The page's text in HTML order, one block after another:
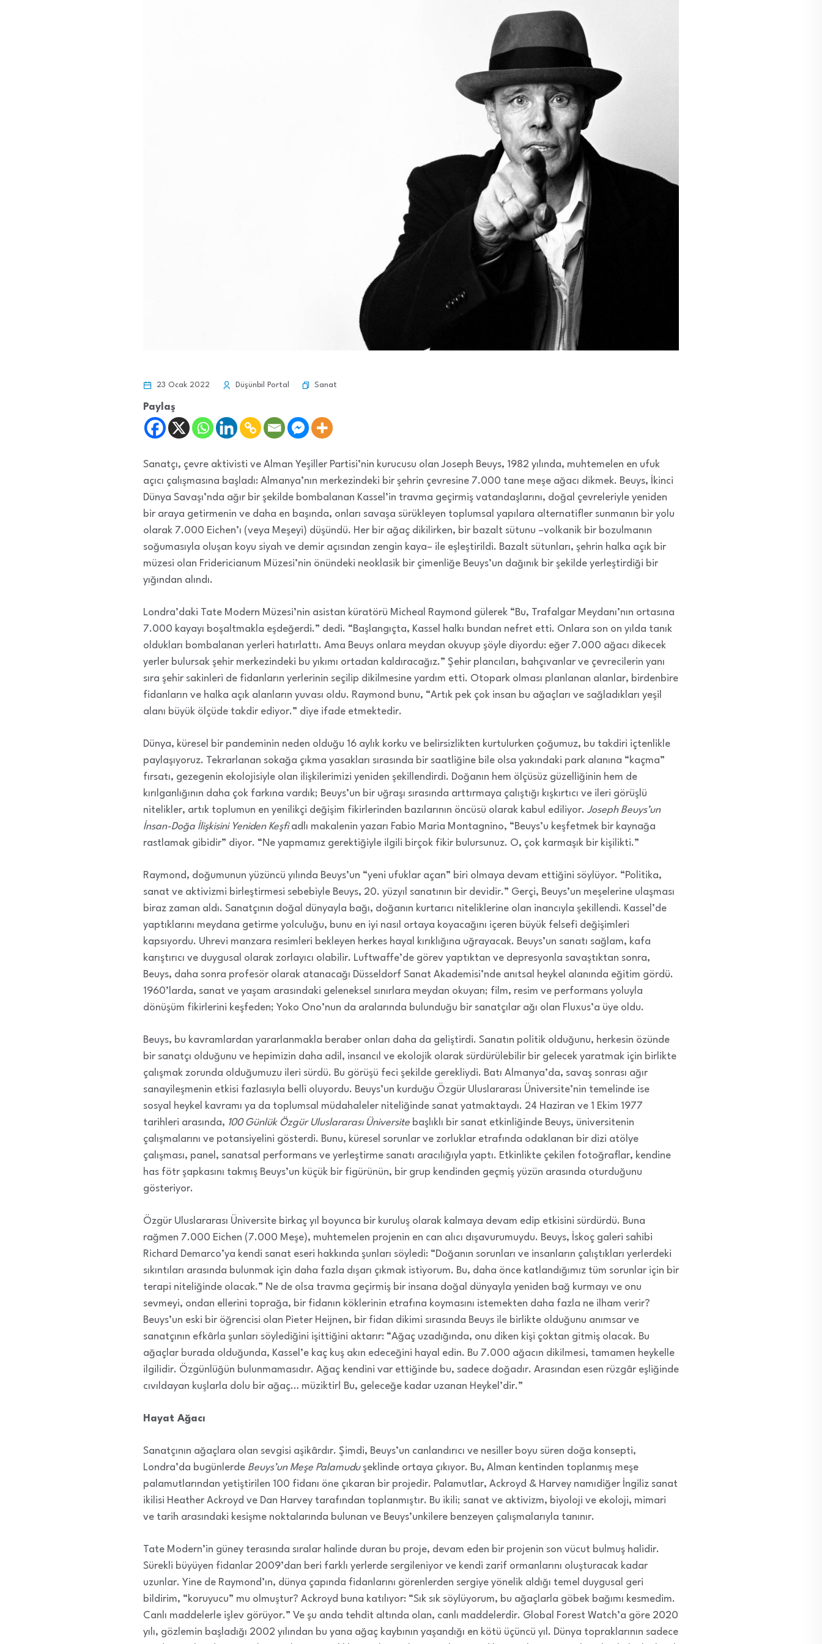
23 Ocak 2022 Düşünbil Portal Sanat
Paylaş
Sanatçı, çevre aktivisti ve Alman Yeşiller Partisi’nin kurucusu olan Joseph Beuys, 1982 yılında, muhtemelen en ufuk
açıcı çalışmasına başladı: Almanya’nın merkezindeki bir şehrin çevresine 7.000 tane meşe ağacı dikmek. Beuys, İkinci
Dünya Savaşı’nda ağır bir şekilde bombalanan Kassel’in travma geçirmiş vatandaşlarını, doğal çevreleriyle yeniden
bir araya getirmenin ve daha en başında, onları savaşa sürükleyen toplumsal yapılara alternatifler sunmanın bir yolu
olarak 7.000 Eichen’ı (veya Meşeyi) düşündü. Her bir ağaç dikilirken, bir bazalt sütunu –volkanik bir bozulmanın
soğumasıyla oluşan koyu siyah ve demir açısından zengin kaya– ile eşleştirildi. Bazalt sütunları, şehrin halka açık bir
müzesi olan Fridericianum Müzesi’nin önündeki neoklasik bir çimenliğe Beuys’un dağınık bir şekilde yerleştirdiği bir
yığından alındı.
Londra’daki Tate Modern Müzesi’nin asistan küratörü Micheal Raymond gülerek “Bu, Trafalgar Meydanı’nın ortasına
7.000 kayayı boşaltmakla eşdeğerdi.” dedi. “Başlangıçta, Kassel halkı bundan nefret etti. Onlara son on yılda tanık
oldukları bombalanan yerleri hatırlattı. Ama Beuys onlara meydan okuyup şöyle diyordu: eğer 7.000 ağacı dikecek
yerler bulursak şehir merkezindeki bu yıkımı ortadan kaldıracağız.” Şehir plancıları, bahçıvanlar ve çevrecilerin yanı
sıra şehir sakinleri de fidanların yerlerinin seçilip dikilmesine yardım etti. Otopark olması planlanan alanlar, birdenbire
fidanların ve halka açık alanların yuvası oldu. Raymond bunu, “Artık pek çok insan bu ağaçları ve sağladıkları yeşil
alanı büyük ölçüde takdir ediyor.” diye ifade etmektedir.
Dünya, küresel bir pandeminin neden olduğu 16 aylık korku ve belirsizlikten kurtulurken çoğumuz, bu takdiri içtenlikle
paylaşıyoruz. Tekrarlanan sokağa çıkma yasakları sırasında bir saatliğine bile olsa yakındaki park alanına “kaçma”
fırsatı, gezegenin ekolojisiyle olan ilişkilerimizi yeniden şekillendirdi. Doğanın hem ölçüsüz güzelliğinin hem de
kırılganlığının daha çok farkına vardık; Beuys’un bir uğraşı sırasında arttırmaya çalıştığı kışkırtıcı ve ileri görüşlü
nitelikler, artık toplumun en yenilikçi değişim fikirlerinden bazılarının öncüsü olarak kabul ediliyor. Joseph Beuys’un
İnsan-Doğa İlişkisini Yeniden Keşfiadlı makalenin yazarı Fabio Maria Montagnino, “Beuys’u keşfetmek bir kaynağa
rastlamak gibidir” diyor. “Ne yapmamız gerektiğiyle ilgili birçok fikir bulursunuz. O, çok karmaşık bir kişilikti.”
Raymond, doğumunun yüzüncü yılında Beuys’un “yeni ufuklar açan” biri olmaya devam ettiğini söylüyor. “Politika,
sanat ve aktivizmi birleştirmesi sebebiyle Beuys, 20. yüzyıl sanatının bir devidir.” Gerçi, Beuys’un meşelerine ulaşması
biraz zaman aldı. Sanatçının doğal dünyayla bağı, doğanın kurtarıcı niteliklerine olan inancıyla şekillendi. Kassel’de
yaptıklarını meydana getirme yolculuğu, bunu en iyi nasıl ortaya koyacağını içeren büyük felsefi değişimleri
kapsıyordu. Uhrevi manzara resimleri bekleyen herkes hayal kırıklığına uğrayacak. Beuys’un sanatı sağlam, kafa
karıştırıcı ve duygusal olarak zorlayıcı olabilir. Luftwaffe’de görev yaptıktan ve depresyonla savaştıktan sonra,
Beuys, daha sonra profesör olarak atanacağı Düsseldorf Sanat Akademisi’nde anıtsal heykel alanında eğitim gördü.
1960’larda, sanat ve yaşam arasındaki geleneksel sınırlara meydan okuyan; film, resim ve performans yoluyla
dönüşüm fikirlerini keşfeden; Yoko Ono’nun da aralarında bulunduğu bir sanatçılar ağı olan Fluxus’a üye oldu.
Beuys, bu kavramlardan yararlanmakla beraber onları daha da geliştirdi. Sanatın politik olduğunu, herkesin özünde
bir sanatçı olduğunu ve hepimizin daha adil, insancıl ve ekolojik olarak sürdürülebilir bir gelecek yaratmak için birlikte
çalışmak zorunda olduğumuzu ileri sürdü. Bu görüşü feci şekilde gerekliydi. Batı Almanya’da, savaş sonrası ağır
sanayileşmenin etkisi fazlasıyla belli oluyordu. Beuys’un kurduğu Özgür Uluslararası Üniversite’nin temelinde ise
sosyal heykel kavramı ya da toplumsal müdahaleler niteliğinde sanat yatmaktaydı. 24 Haziran ve 1 Ekim 1977
tarihleri ​​arasında, 100 Günlük Özgür Uluslararası Üniversite başlıklı bir sanat etkinliğinde Beuys, üniversitenin
çalışmalarını ve potansiyelini gösterdi. Bunu, küresel sorunlar ve zorluklar etrafında odaklanan bir dizi atölye
çalışması, panel, sanatsal performans ve yerleştirme sanatı aracılığıyla yaptı. Etkinlikte çekilen fotoğraflar, kendine
has fötr şapkasını takmış Beuys’un küçük bir figürünün, bir grup kendinden geçmiş yüzün arasında oturduğunu
gösteriyor.
Özgür Uluslararası Üniversite birkaç yıl boyunca bir kuruluş olarak kalmaya devam edip etkisini sürdürdü. Buna
rağmen 7.000 Eichen (7.000 Meşe), muhtemelen projenin en can alıcı dışavurumuydu. Beuys, İskoç galeri sahibi
Richard Demarco’ya kendi sanat eseri hakkında şunları söyledi: “Doğanın sorunları ve insanların çalıştıkları yerlerdeki
sıkıntıları arasında bulunmak için daha fazla dışarı çıkmak istiyorum. Bu, daha önce katlandığımız tüm sorunlar için bir
terapi niteliğinde olacak.” Ne de olsa travma geçirmiş bir insana doğal dünyayla yeniden bağ kurmayı ve onu
sevmeyi, ondan ellerini toprağa, bir fidanın köklerinin etrafına koymasını istemekten daha fazla ne ilham verir?
Beuys’un eski bir öğrencisi olan Pieter Heijnen, bir fidan dikimi sırasında Beuys ile birlikte olduğunu anımsar ve
sanatçının efkârla şunları söylediğini işittiğini aktarır: “Ağaç uzadığında, onu diken kişi çoktan gitmiş olacak. Bu
ağaçlar burada olduğunda, Kassel’e kaç kuş akın edeceğini hayal edin. Bu 7.000 ağacın dikilmesi, tamamen heykelle
ilgilidir. Özgünlüğün bulunmamasıdır. Ağaç kendini var ettiğinde bu, sadece doğadır. Arasından esen rüzgâr eşliğinde
cıvıldayan kuşlarla dolu bir ağaç… müziktir! Bu, geleceğe kadar uzanan Heykel’dir.”
Hayat Ağacı
Sanatçının ağaçlara olan sevgisi aşikârdır. Şimdi, Beuys’un canlandırıcı ve nesiller boyu süren doğa konsepti,
Londra’da bugünlerde Beuys’un Meşe Palamuduşeklinde ortaya çıkıyor. Bu, Alman kentinden toplanmış meşe
palamutlarından yetiştirilen 100 fidanı öne çıkaran bir projedir. Palamutlar, Ackroyd & Harvey namıdiğer İngiliz sanat
ikilisi Heather Ackroyd ve Dan Harvey tarafından toplanmıştır. Bu ikili; sanat ve aktivizm, biyoloji ve ekoloji, mimari
ve tarih arasındaki kesişme noktalarında bulunan ve Beuys’unkilere benzeyen çalışmalarıyla tanınır.
Tate Modern’in güney terasında sıralar halinde duran bu proje, devam eden bir projenin son vücut bulmuş halidir.
Sürekli büyüyen fidanlar 2009’dan beri farklı yerlerde sergileniyor ve kendi zarif ormanlarını oluşturacak kadar
uzunlar. Yine de Raymond’ın, dünya çapında fidanlarını görenlerden sergiye yönelik aldığı temel duygusal geri
bildirim, “koruyucu” mu olmuştur? Ackroyd buna katılıyor: “Sık sık söylüyorum, bu ağaçlarla göbek bağımı kesmedim.
Canlı maddelerle işlev görüyor.” Ve şu anda tehdit altında olan, canlı maddelerdir. Global Forest Watch’a göre 2020
yılı, gözlemin başladığı 2002 yılından bu yana ağaç kaybının yaşandığı en kötü üçüncü yıl. Dünya topraklarının sadece